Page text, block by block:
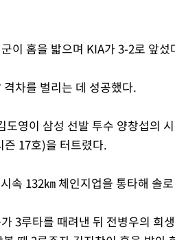
이 홈을 밟으며 KIA가 3-2로 앞섰
차를 벌리는 데 성공했다.
영이 삼성 선발 투수 양창섭의
17호)을 터트렸다.
속 132㎞ 체인지업을 통타해 솔
3루타를 때려낸 뒤 전병우의 희